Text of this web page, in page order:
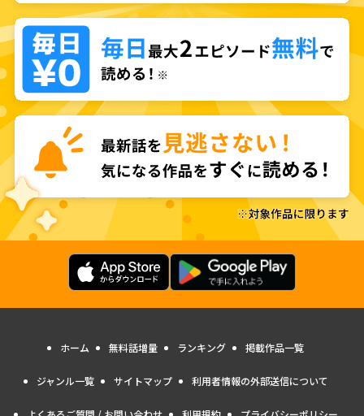
ホーム 無料話増量 ランキング 掲載作品一覧
ジャンル一覧 サイトマップ 利用者情報の外部送信について